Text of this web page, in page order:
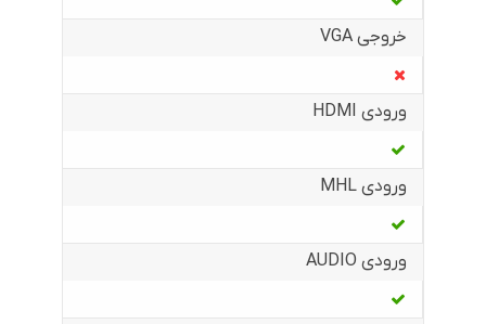
خروجی VGA
ورودی HDMI
ورودی MHL
ورودی AUDIO